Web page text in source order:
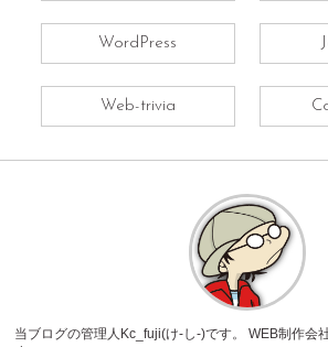
WordPress
Web-trivia
当ブログの管理人Kc_fuji(け-し-)です。 WEB制作会